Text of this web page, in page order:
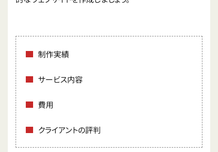
制作実績
サービス内容
費用
クライアントの評判